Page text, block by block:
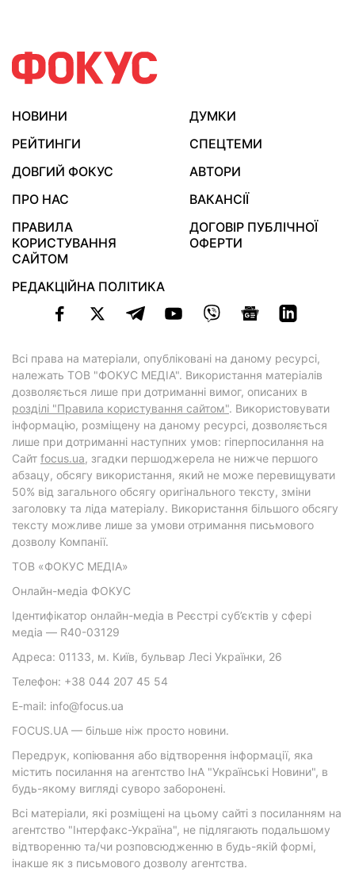
НОВИНИ
ДУМКИ
РЕЙТИНГИ
СПЕЦТЕМИ
ДОВГИЙ ФОКУС
АВТОРИ
ПРО НАС
ВАКАНСІЇ
ПРАВИЛА
КОРИСТУВАННЯ
САЙТОМ
ДОГОВІР ПУБЛІЧНОЇ
ОФЕРТИ
РЕДАКЦІЙНА ПОЛІТИКА
Всі права на матеріали, опубліковані на даному ресурсі,
належать ТОВ "ФОКУС МЕДІА". Використання матеріалів
дозволяється лише при дотриманні вимог, описаних в
розділі "Правила користування сайтом". Використовувати
інформацію, розміщену на даному ресурсі, дозволяється
лише при дотриманні наступних умов: гіперпосилання на
Cайт focus.ua, згадки першоджерела не нижче першого
абзацу, обсягу використання, який не може перевищувати
50% від загального обсягу оригінального тексту, зміни
заголовку та ліда матеріалу. Використання більшого обсягу
тексту можливе лише за умови отримання письмового
дозволу Компанії.
ТОВ «ФОКУС МЕДІА»
Онлайн-медіа ФОКУС
Ідентифікатор онлайн-медіа в Реєстрі суб’єктів у сфері
медіа — R40-03129
Адреса: 01133, м. Київ, бульвар Лесі Українки, 26
Телефон: +38 044 207 45 54
E-mail: info@focus.ua
FOCUS.UA — більше ніж просто новини.
Передрук, копіювання або відтворення інформації, яка
містить посилання на агентство ІнА "Українські Новини", в
будь-якому вигляді суворо заборонені.
Всі матеріали, які розміщені на цьому сайті з посиланням на
агентство "Інтерфакс-Україна", не підлягають подальшому
відтворенню та/чи розповсюдженню в будь-якій формі,
інакше як з письмового дозволу агентства.